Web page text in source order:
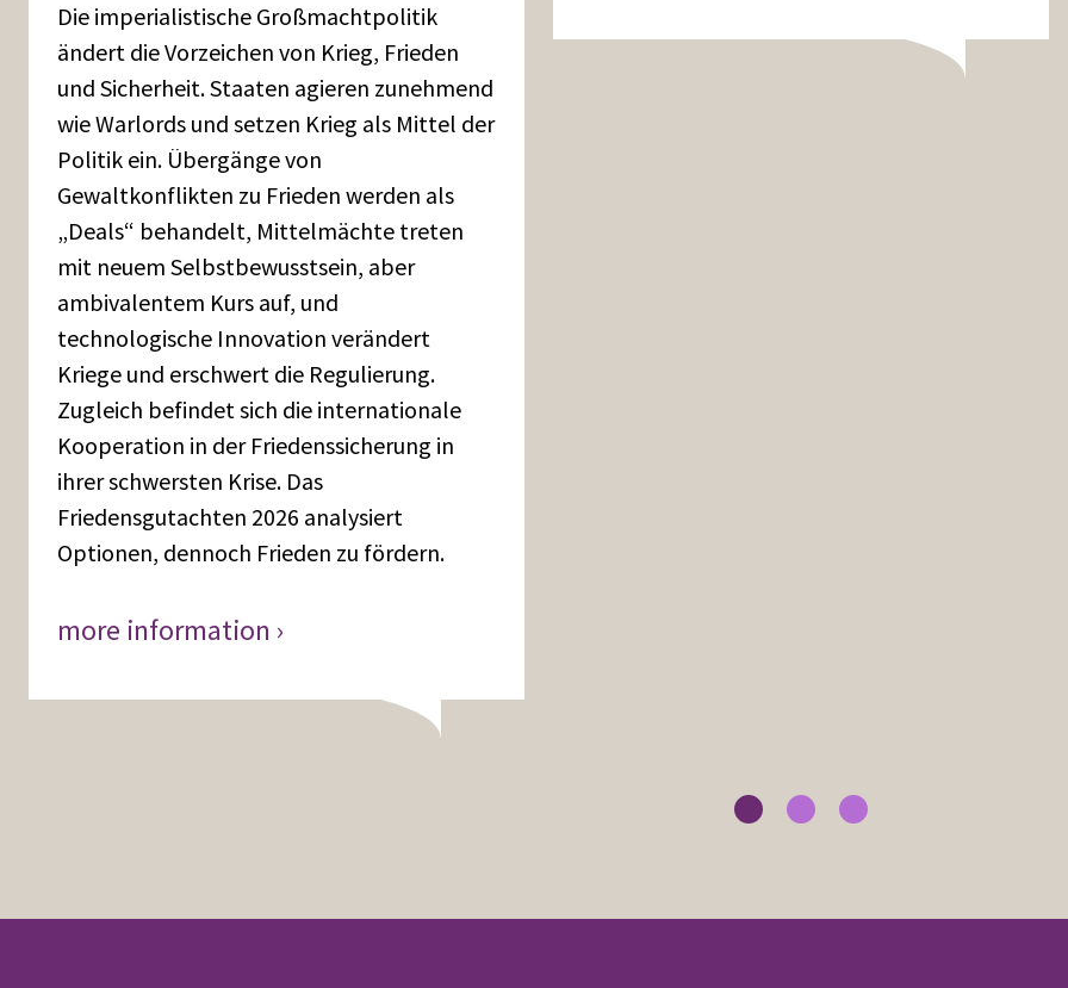
Die imperialistische Großmachtpolitik
ändert die Vorzeichen von Krieg, Frieden
und Sicherheit. Staaten agieren zunehmend
wie Warlords und setzen Krieg als Mittel der
Politik ein. Übergänge von
Gewaltkonflikten zu Frieden werden als
„Deals“ behandelt, Mittelmächte treten
mit neuem Selbstbewusstsein, aber
ambivalentem Kurs auf, und
technologische Innovation verändert
Kriege und erschwert die Regulierung.
Zugleich befindet sich die internationale
Kooperation in der Friedenssicherung in
ihrer schwersten Krise. Das
Friedensgutachten 2026 analysiert
Optionen, dennoch Frieden zu fördern.
more information ›